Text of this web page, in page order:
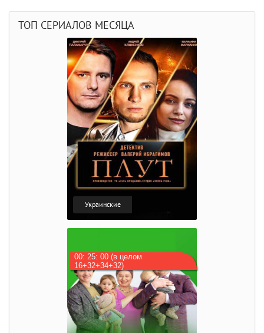
ТОП СЕРИАЛОВ МЕСЯЦА
Украинские
00: 25: 00 (в целом
16+32+34+32)